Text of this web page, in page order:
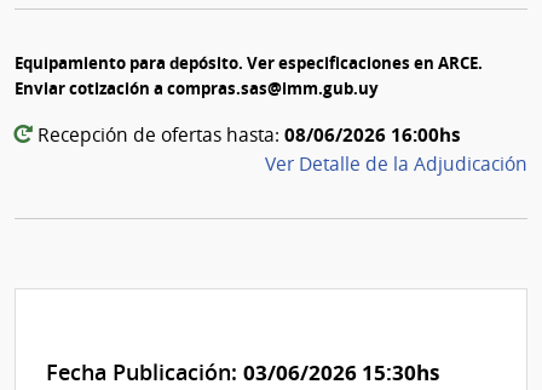
Equipamiento para depósito. Ver especificaciones en ARCE.
Enviar cotización a compras.sas@imm.gub.uy
Recepción de ofertas hasta: 08/06/2026 16:00hs
Ver Detalle de la Adjudicación
Fecha Publicación: 03/06/2026 15:30hs